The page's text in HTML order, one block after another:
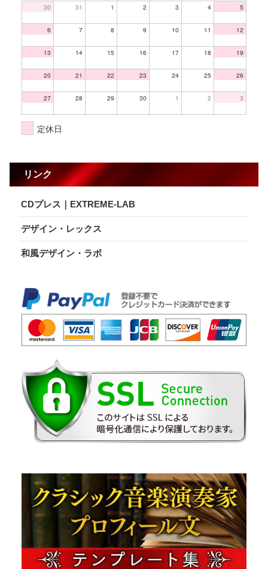
30 31 1 2 3 4 5
6 7 8 9 10 11 12
13 14 15 16 17 18 19
20 21 22 23 24 25 26
27 28 29 30 1 2 3
定休日
リンク
CDプレス｜EXTREME-LAB
デザイン・レックス
和風デザイン・ラボ